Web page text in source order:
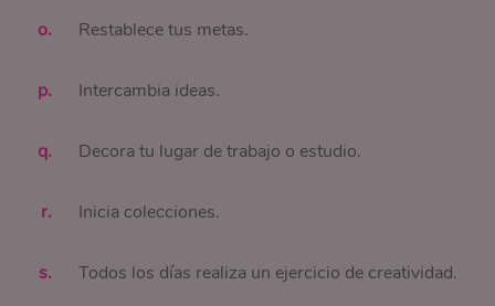
Restablece tus metas.
Intercambia ideas.
Decora tu lugar de trabajo o estudio.
Inicia colecciones.
Todos los días realiza un ejercicio de creatividad.